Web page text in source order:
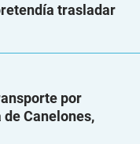
trasladar
por
Canelones,